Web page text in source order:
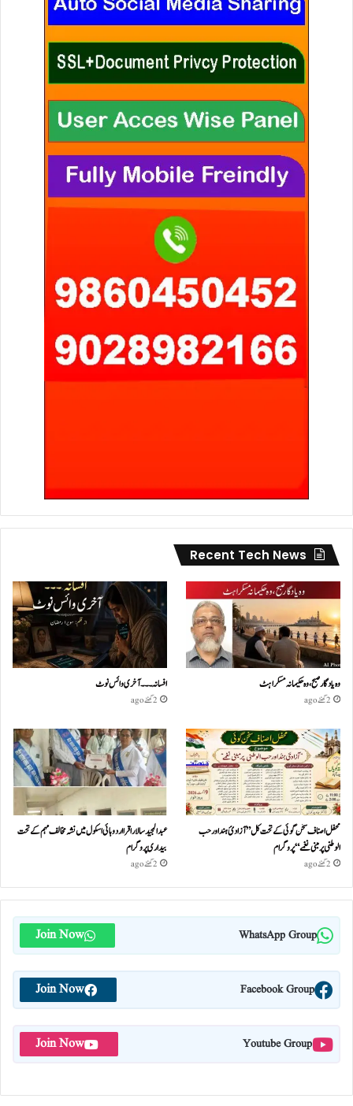
Recent Tech News
وہ یادگار صبح، وہ حکیمانہ مسکراہٹ
2 گھنٹے ago
افسانہ۔۔۔آخری وائس نوٹ
2 گھنٹے ago
محفل اصناف سخن گوئی کے تحت کل ”آزادئ ہند اور حب
الوطنی پر مبنی نغمے“پروگرام
2 گھنٹے ago
عبدالمجید سالار اقرا اردو ہائی اسکول میں نشہ مخالف مہم کے تحت
بیداری پروگرام
2 گھنٹے ago
WhatsApp Group
Join Now
Facebook Group
Join Now
Youtube Group
Join Now